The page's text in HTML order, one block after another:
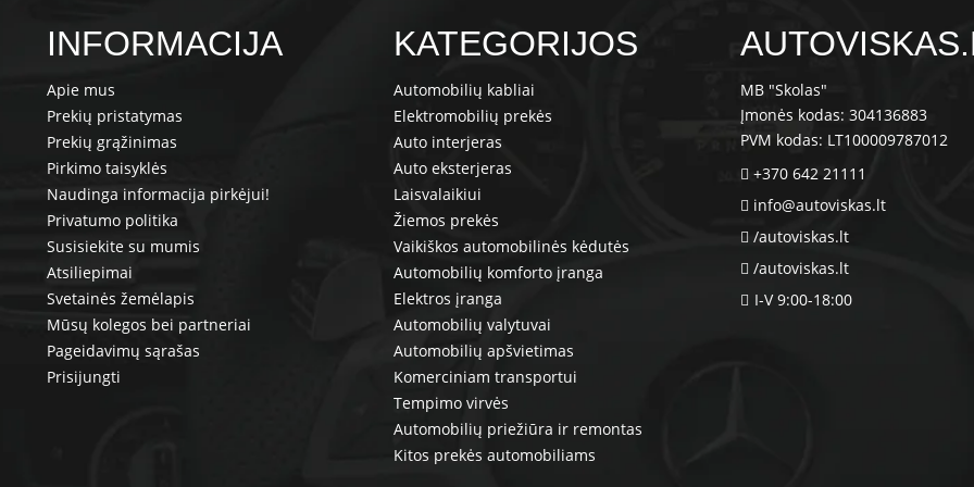
INFORMACIJA
Apie mus
Prekių pristatymas
Prekių grąžinimas
Pirkimo taisyklės
Naudinga informacija pirkėjui!
Privatumo politika
Susisiekite su mumis
Atsiliepimai
Svetainės žemėlapis
Mūsų kolegos bei partneriai
Pageidavimų sąrašas
Prisijungti
KATEGORIJOS
Automobilių kabliai
Elektromobilių prekės
Auto interjeras
Auto eksterjeras
Laisvalaikiui
Žiemos prekės
Vaikiškos automobilinės kėdutės
Automobilių komforto įranga
Elektros įranga
Automobilių valytuvai
Automobilių apšvietimas
Komerciniam transportui
Tempimo virvės
Automobilių priežiūra ir remontas
Kitos prekės automobiliams
MB "Skolas"
Įmonės kodas: 304136883
PVM kodas: LT100009787012
+370 642 21111
info@autoviskas.lt
/autoviskas.lt
/autoviskas.lt
I-V 9:00-18:00